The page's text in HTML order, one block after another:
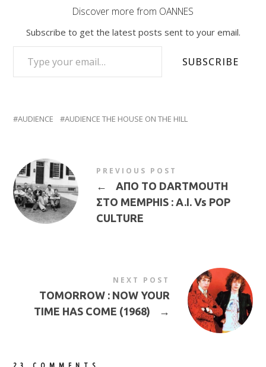
Discover more from OANNES
Subscribe to get the latest posts sent to your email.
TYPE YOUR EMAIL…
SUBSCRIBE
AUDIENCE AUDIENCE THE HOUSE ON THE HILL
PREVIOUS POST
←
ΑΠΟ ΤΟ DARTMOUTH
ΣΤΟ MEMPHIS : A.I. Vs POP
CULTURE
NEXT POST
TOMORROW : NOW YOUR
TIME HAS COME (1968)
→